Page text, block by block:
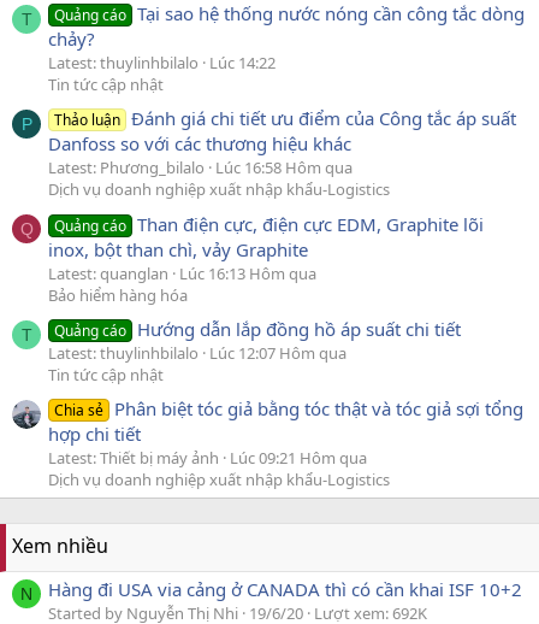
T Quảng cáo Tại sao hệ thống nước nóng cần công tắc dòng
chảy?
Latest: thuylinhbilalo
Lúc 14:22
Tin tức cập nhật
P Thảo luận Đánh giá chi tiết ưu điểm của Công tắc áp suất
Danfoss so với các thương hiệu khác
Latest: Phương_bilalo
Lúc 16:58 Hôm qua
Dịch vụ doanh nghiệp xuất nhập khẩu-Logistics
Q Quảng cáo Than điện cực, điện cực EDM, Graphite lõi
inox, bột than chì, vảy Graphite
Latest: quanglan
Lúc 16:13 Hôm qua
Bảo hiểm hàng hóa
T Quảng cáo Hướng dẫn lắp đồng hồ áp suất chi tiết
Latest: thuylinhbilalo
Lúc 12:07 Hôm qua
Tin tức cập nhật
Chia sẻ Phân biệt tóc giả bằng tóc thật và tóc giả sợi tổng
hợp chi tiết
Latest: Thiết bị máy ảnh
Lúc 09:21 Hôm qua
Dịch vụ doanh nghiệp xuất nhập khẩu-Logistics
Xem nhiều
N Hàng đi USA via cảng ở CANADA thì có cần khai ISF 10+2
Started by Nguyễn Thị Nhi 19/6/20 Lượt xem: 692K